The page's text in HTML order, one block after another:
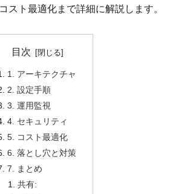
スト最適化まで詳細に解説します。
目次
1. アーキテクチャ
2. 設定手順
3. 運用監視
4. セキュリティ
5. コスト最適化
6. 落とし穴と対策
7. まとめ
共有: